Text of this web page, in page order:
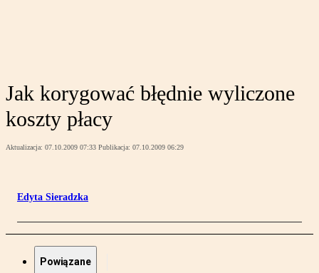
Jak korygować błędnie wyliczone
koszty płacy
Aktualizacja: 07.10.2009 07:33 Publikacja: 07.10.2009 06:29
Edyta Sieradzka
Powiązane